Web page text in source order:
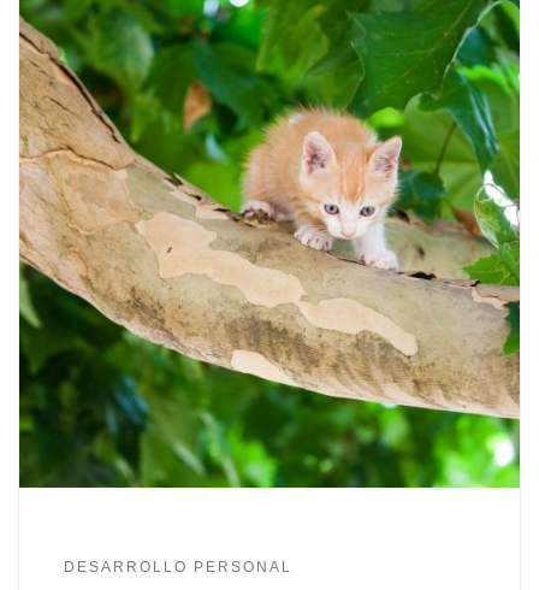
DESARROLLO PERSONAL